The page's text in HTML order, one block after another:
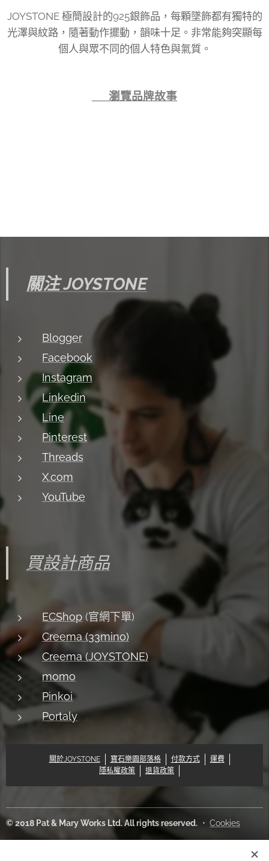
JOYSTONE 極簡設計的925銀飾品，每顆墜飾都有獨特的
光澤與紋路，隨著動作擺動，韻味十足。非常能夠突顯每
個人與眾不同的個人特色與氣質。
👉 瀏覽品牌故事
關注 JOYSTONE
Blogger
Facebook
Instagram
Linkedin
Line
Pinterest
Threads
X.com
YouTube
買設計商品
ECShop (官網下單)
Creema (33mino)
Creema (JOYSTONE)
momo
Pinkoi
Portaly
關於JOYSTONE 寶石樂園部落格 付款方式
運費
隱私權政策
退貨政策
© 2018 Pat & Mary Works Ltd. All rights reserved. Cookies